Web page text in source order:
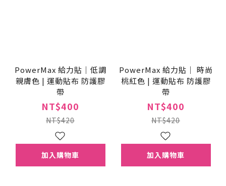
PowerMax 給力貼｜低調
親膚色 | 運動貼布 防護膠
帶
NT$400
NT$420
加入購物車
PowerMax 給力貼｜ 時尚
桃紅色 | 運動貼布 防護膠
帶
NT$400
NT$420
加入購物車